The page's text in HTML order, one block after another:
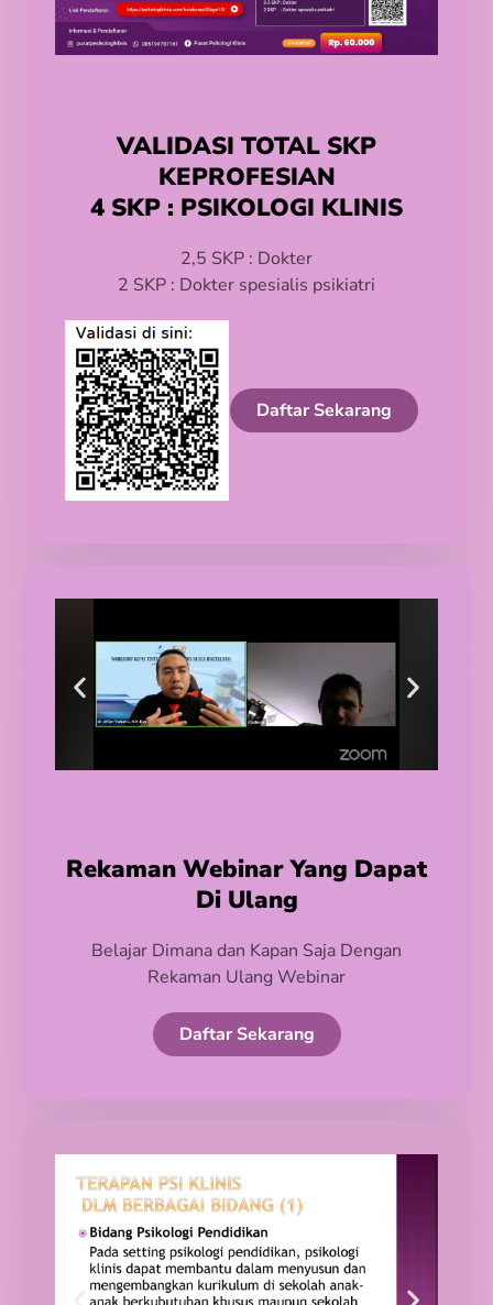
VALIDASI TOTAL SKP
KEPROFESIAN
4 SKP : PSIKOLOGI KLINIS
2,5 SKP : Dokter
2 SKP : Dokter spesialis psikiatri
Daftar Sekarang
Rekaman Webinar Yang Dapat
Di Ulang
Belajar Dimana dan Kapan Saja Dengan
Rekaman Ulang Webinar
Daftar Sekarang